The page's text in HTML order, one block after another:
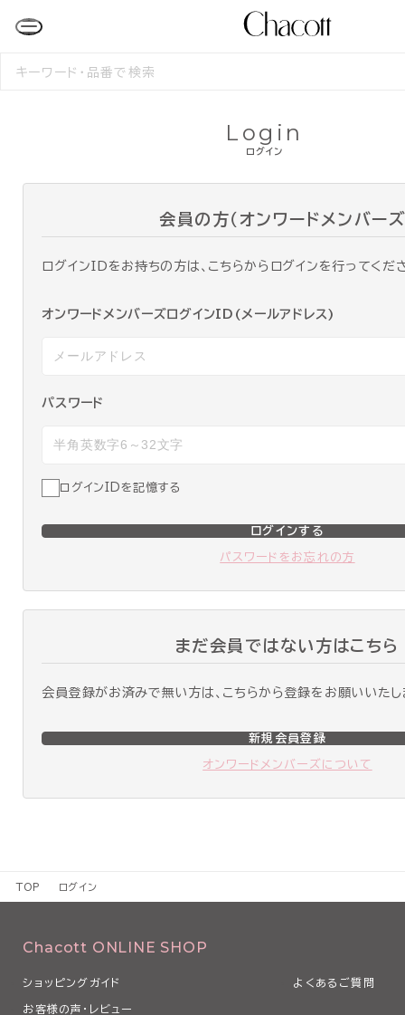
検
ログイン
Login
会員の方（オンワードメンバーズ
ログインIDをお持ちの方は、こちらからログインを行ってくだ
オンワードメンバーズログインID(メールアドレス)
パスワード
ログインIDを記憶する
ログインする
パスワードをお忘れの方
まだ会員ではない方はこちら
会員登録がお済みで無い方は、こちらから登録をお願いいたし
新規会員登録
オンワードメンバーズについて
TOP ログイン
Chacott ONLINE SHOP
ショッピングガイド よくあるご質問
お客様の声・レビュー